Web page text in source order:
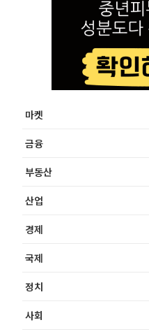
마켓
금융
부동산
산업
경제
국제
정치
사회